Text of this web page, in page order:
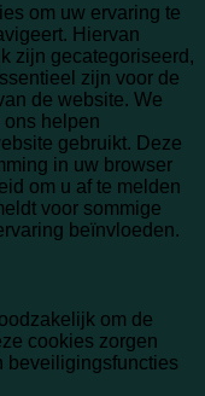
om uw ervaring te
Hiervan
zijn gecategoriseerd,
zijn voor de
de website. We
helpen
gebruikt. Deze
in uw browser
om u af te melden
voor sommige
beïnvloeden.
om de
cookies zorgen
beveiligingsfuncties